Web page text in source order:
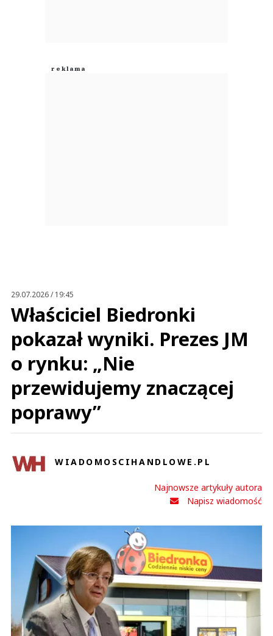
29.07.2026 / 19:45
Właściciel Biedronki
pokazał wyniki. Prezes JM
o rynku: „Nie
przewidujemy znaczącej
poprawy”
WIADOMOSCIHANDLOWE.PL
Najnowsze artykuły autora
Napisz wiadomość